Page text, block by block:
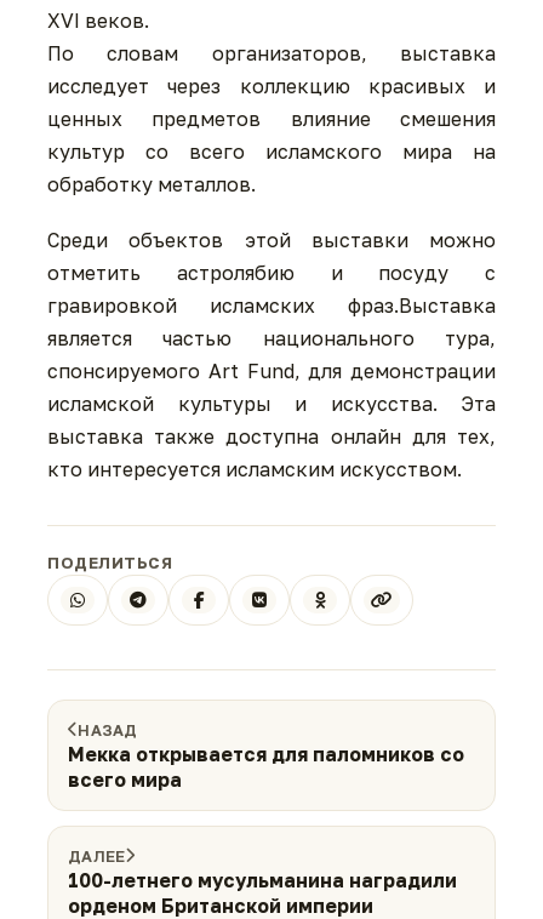
XVI веков.
По словам организаторов, выставка
исследует через коллекцию красивых и
ценных предметов влияние смешения
культур со всего исламского мира на
обработку металлов.
Среди объектов этой выставки можно
отметить астролябию и посуду с
гравировкой исламских фраз.Выставка
является частью национального тура,
спонсируемого Art Fund, для демонстрации
исламской культуры и искусства. Эта
выставка также доступна онлайн для тех,
кто интересуется исламским искусством.
ПОДЕЛИТЬСЯ
НАЗАД
Мекка открывается для паломников со
всего мира
ДАЛЕЕ
100-летнего мусульманина наградили
орденом Британской империи